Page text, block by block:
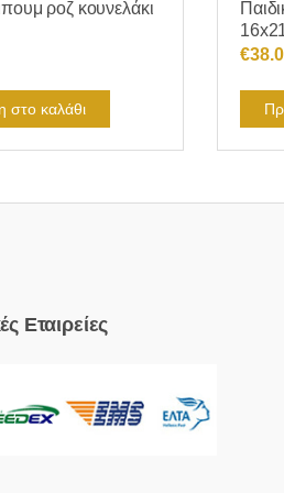
ροζ κουνελάκι
στο καλάθι
€
Εταιρείες